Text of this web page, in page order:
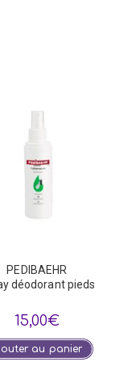
PEDIBAEHR
déodorant pieds
15,00€
au panier